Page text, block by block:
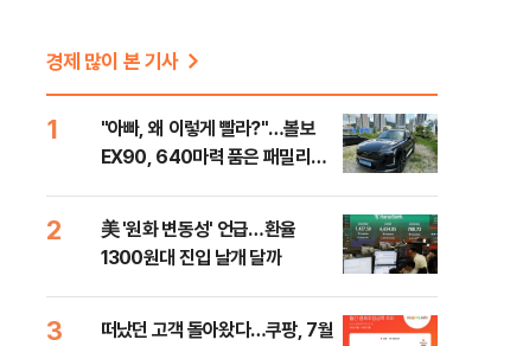
경제 많이 본 기사
1
"아빠, 왜 이렇게 빨라?"…볼보
EX90, 640마력 품은 패밀리카
2
美 '원화 변동성' 언급…환율
1300원대 진입 날개 달까
3
떠났던 고객 돌아왔다…쿠팡, 7월